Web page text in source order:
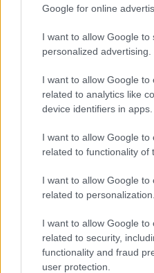
Google for online
I want to allow Google to
personalized advertising.
I want to allow Google to
related to analytics like
device identifiers in apps.
I want to allow Google to
related to functionality of
I want to allow Google to
related to personalization.
I want to allow Google to
related to security,
functionality and fraud
user protection.
Hír|
Íme
film,
Hír|
Hír|
A
|
Simu